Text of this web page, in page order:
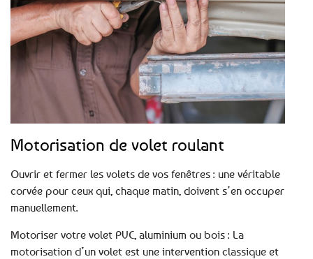
Motorisation de volet roulant
Ouvrir et fermer les volets de vos fenêtres : une véritable
corvée pour ceux qui, chaque matin, doivent s’en occuper
manuellement.
Motoriser votre volet PVC, aluminium ou bois : La
motorisation d’un volet est une intervention classique et